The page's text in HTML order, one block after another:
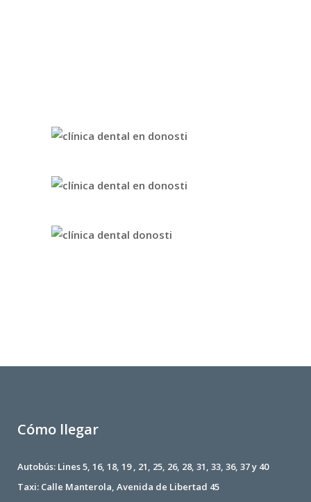
Cómo llegar
Autobús: Lines 5, 16, 18, 19 , 21, 25, 26, 28, 31, 33, 36, 37 y 40
Taxi: Calle Manterola, Avenida de Libertad 45